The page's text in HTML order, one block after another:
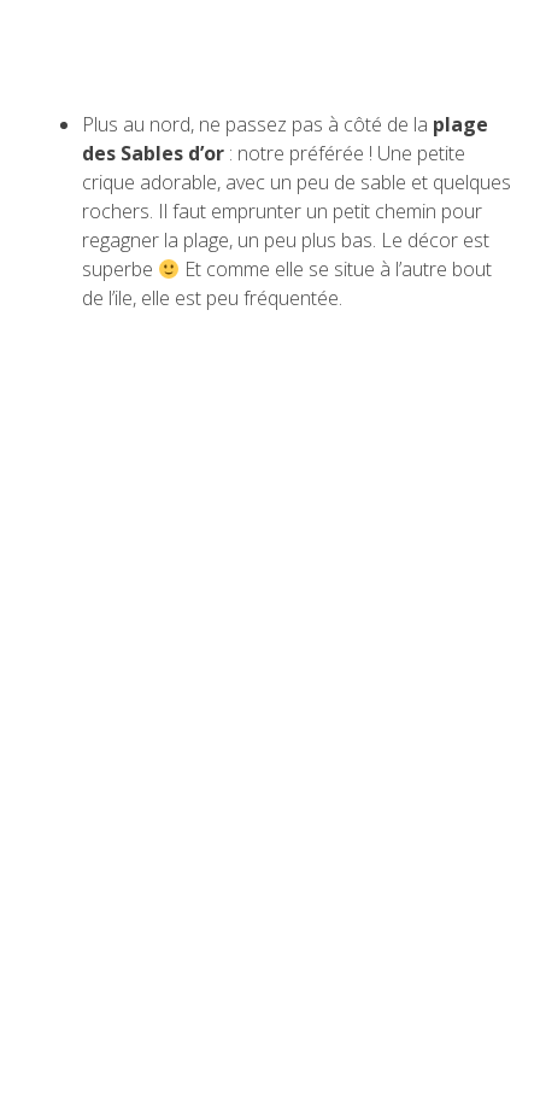
Plus au nord, ne passez pas à côté de la plage
des Sables d’or : notre préférée ! Une petite
crique adorable, avec un peu de sable et quelques
rochers. Il faut emprunter un petit chemin pour
regagner la plage, un peu plus bas. Le décor est
superbe
Et comme elle se situe à l’autre bout
de l’ile, elle est peu fréquentée.